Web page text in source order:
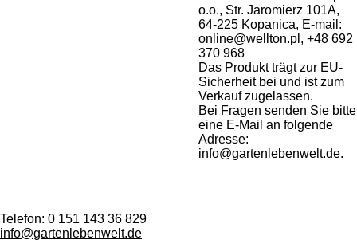
o.o., Str. Jaromierz 101A,
64-225 Kopanica, E-mail:
online@wellton.pl, +48 692
370 968
Das Produkt trägt zur EU-
Sicherheit bei und ist zum
Verkauf zugelassen.
Bei Fragen senden Sie bitte
eine E-Mail an folgende
Adresse:
info@gartenlebenwelt.de.
Telefon: 0 151 143 36 829
info@gartenlebenwelt.de